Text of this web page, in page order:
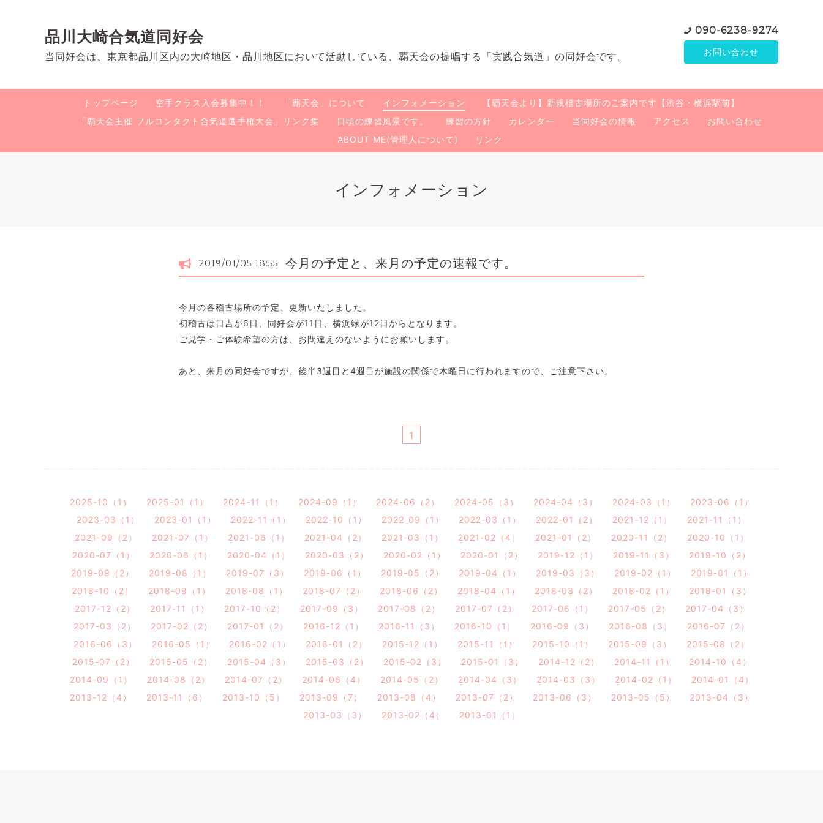
品川大崎合気道同好会
当同好会は、東京都品川区内の大崎地区・品川地区において活動している、覇天会の提唱する「実践合気道」の同好会です。
090-6238-9274
お問い合わせ
トップページ 空手クラス入会募集中！！ 「覇天会」について インフォメーション
【覇天会より】新規稽古場所のご案内です【渋谷・横浜駅前】
「覇天会主催 フルコンタクト合気道選手権大会」リンク集
日頃の練習風景です。 練習の方針 カレンダー 当同好会の情報 アクセス
お問い合わせ
ABOUT ME(管理人について)
リンク
インフォメーション
2019/01/05 18:55 今月の予定と、来月の予定の速報です。
今月の各稽古場所の予定、更新いたしました。
初稽古は日吉が6日、同好会が11日、横浜緑が12日からとなります。
ご見学・ご体験希望の方は、お間違えのないようにお願いします。
あと、来月の同好会ですが、後半3週目と4週目が施設の関係で木曜日に行われますので、ご注意下さい。
1
2025-10（1） 2025-01（1） 2024-11（1） 2024-09（1） 2024-06（2） 2024-05（3） 2024-04（3） 2024-03（1）
2023-06（1）
2023-03（1）
2023-01（1） 2022-11（1） 2022-10（1） 2022-09（1） 2022-03（1） 2022-01（2） 2021-12（1）
2021-11（1）
2021-09（2）
2021-07（1） 2021-06（1） 2021-04（2） 2021-03（1） 2021-02（4） 2021-01（2） 2020-11（2）
2020-10（1）
2020-07（1）
2020-06（1） 2020-04（1） 2020-03（2） 2020-02（1） 2020-01（2） 2019-12（1） 2019-11（3）
2019-10（2）
2019-09（2）
2019-08（1） 2019-07（3） 2019-06（1） 2019-05（2） 2019-04（1） 2019-03（3） 2019-02（1）
2019-01（1）
2018-10（2）
2018-09（1） 2018-08（1） 2018-07（2） 2018-06（2） 2018-04（1） 2018-03（2） 2018-02（1）
2018-01（3）
2017-12（2）
2017-11（1） 2017-10（2） 2017-09（3） 2017-08（2） 2017-07（2） 2017-06（1） 2017-05（2）
2017-04（3）
2017-03（2）
2017-02（2） 2017-01（2） 2016-12（1） 2016-11（3） 2016-10（1） 2016-09（3） 2016-08（3）
2016-07（2）
2016-06（3）
2016-05（1） 2016-02（1） 2016-01（2） 2015-12（1） 2015-11（1） 2015-10（1） 2015-09（3）
2015-08（2）
2015-07（2）
2015-05（2） 2015-04（3） 2015-03（2） 2015-02（3） 2015-01（3） 2014-12（2） 2014-11（1）
2014-10（4）
2014-09（1）
2014-08（2） 2014-07（2） 2014-06（4） 2014-05（2） 2014-04（3） 2014-03（3） 2014-02（1）
2014-01（4）
2013-12（4）
2013-11（6） 2013-10（5） 2013-09（7） 2013-08（4） 2013-07（2） 2013-06（3） 2013-05（5）
2013-04（3）
2013-03（3）
2013-02（4） 2013-01（1）